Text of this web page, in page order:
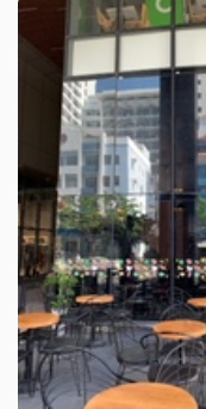
liệu
tài
chính